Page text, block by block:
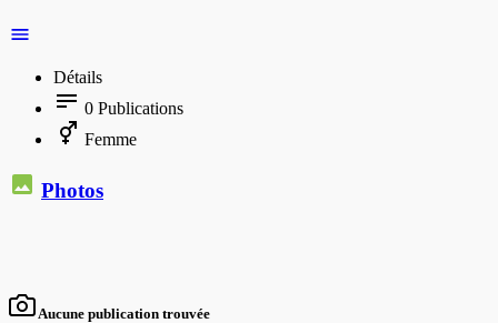
Détails
0 Publications
Femme
Photos
Aucune publication trouvée